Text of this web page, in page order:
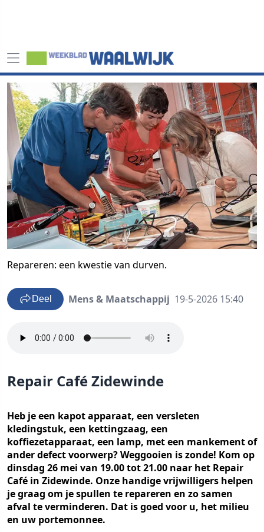
Repareren: een kwestie van durven.
Deel Mens & Maatschappij 19-5-2026 15:40
Repair Café Zidewinde
Heb je een kapot apparaat, een versleten
kledingstuk, een kettingzaag, een
koffiezetapparaat, een lamp, met een mankement of
ander defect voorwerp? Weggooien is zonde! Kom op
dinsdag 26 mei van 19.00 tot 21.00 naar het Repair
Café in Zidewinde. Onze handige vrijwilligers helpen
je graag om je spullen te repareren en zo samen
afval te verminderen. Dat is goed voor u, het milieu
en uw portemonnee.